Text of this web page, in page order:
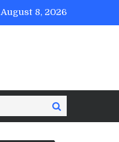
August 8, 2026
Search